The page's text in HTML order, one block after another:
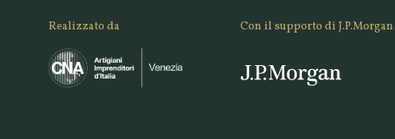
Realizzato da Con il supporto di J.P.Morgan